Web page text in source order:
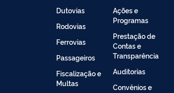
Dutovias
Rodovias
Ferrovias
Passageiros
Fiscalização e
Multas
Ações e
Programas
Prestação de
Contas e
Transparência
Auditorias
Convênios e